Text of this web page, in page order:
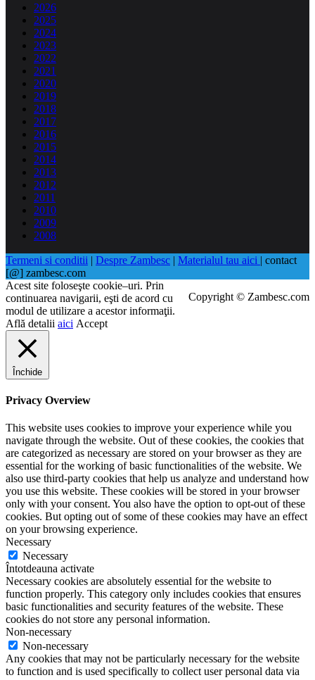
2026
2025
2024
2023
2022
2021
2020
2019
2018
2017
2016
2015
2014
2013
2012
2011
2010
2009
2008
Termeni si conditii | Despre Zambesc | Materialul tau aici | contact
[@] zambesc.com
Copyright © Zambesc.com
Acest site foloseşte cookie–uri. Prin
continuarea navigarii, eşti de acord cu
modul de utilizare a acestor informaţii.
Află detalii aici Accept
Închide
Privacy Overview
This website uses cookies to improve your experience while you
navigate through the website. Out of these cookies, the cookies that
are categorized as necessary are stored on your browser as they are
essential for the working of basic functionalities of the website. We
also use third-party cookies that help us analyze and understand how
you use this website. These cookies will be stored in your browser
only with your consent. You also have the option to opt-out of these
cookies. But opting out of some of these cookies may have an effect
on your browsing experience.
Necessary
Necessary
Întotdeauna activate
Necessary cookies are absolutely essential for the website to
function properly. This category only includes cookies that ensures
basic functionalities and security features of the website. These
cookies do not store any personal information.
Non-necessary
Non-necessary
Any cookies that may not be particularly necessary for the website
to function and is used specifically to collect user personal data via